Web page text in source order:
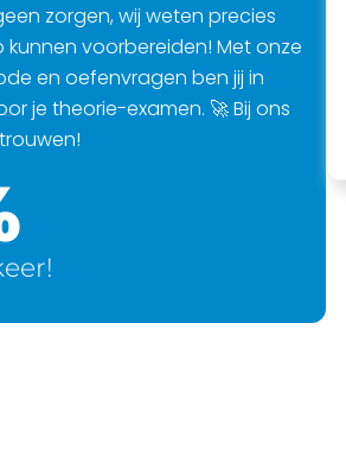
zorgen, wij weten precies
kunnen voorbereiden! Met onze
en oefenvragen ben jij in
je theorie-examen. 🚀 Bij ons